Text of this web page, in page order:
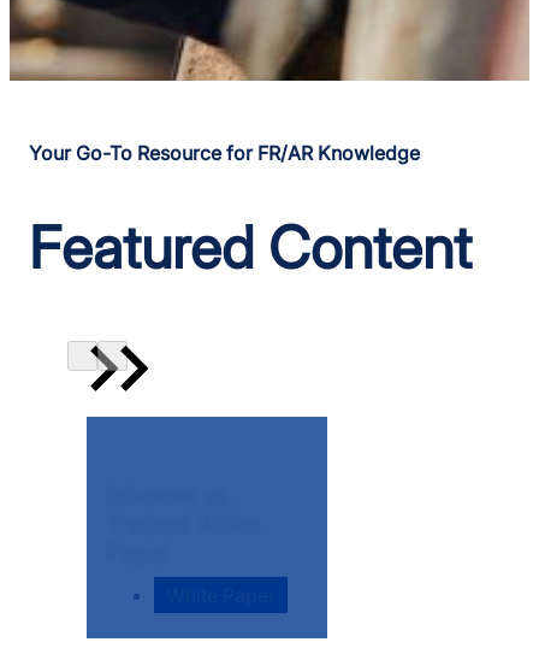
Your Go-To Resource for FR/AR Knowledge
Featured Content